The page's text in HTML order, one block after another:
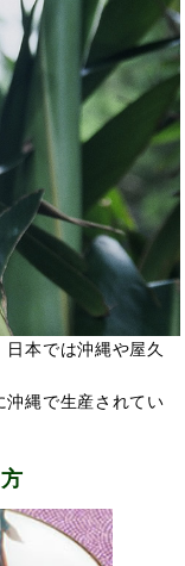
本では沖縄や屋久
沖縄で生産されてい